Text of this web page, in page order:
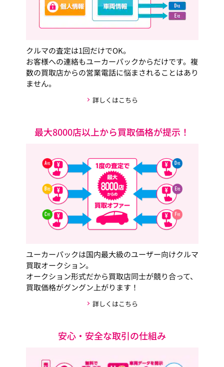
クルマの査定は1回だけでOK。
お客様への連絡もユーカーパックからだけです。複
数の買取店からの営業電話に悩まされることはあり
ません。
詳しくはこちら
最大8000店以上から買取価格が提示！
ユーカーパックは国内最大級のユーザー向けクルマ
買取オークション。
オークション形式だから買取店同士が競り合って、
買取価格がグングン上がります！
詳しくはこちら
安心・安全な取引の仕組み